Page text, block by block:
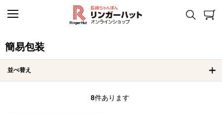
簡易包装
並べ替え
8件あります